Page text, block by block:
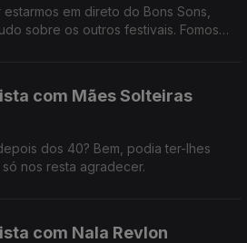
em direto do Bons Sons,
sobre os outros festivais. Fomos
com Mães Solteiras
dos 40? Bem, podia ter-lhes
nos resta agradecer.
com Nala Revlon